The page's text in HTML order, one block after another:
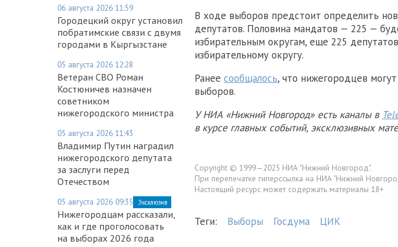
06 августа 2026 11:59
Городецкий округ установил
побратимские связи с двумя
городами в Кыргызстане
05 августа 2026 12:28
Ветеран СВО Роман
Костюничев назначен
советником
нижегородского министра
05 августа 2026 11:43
Владимир Путин наградил
нижегородского депутата
за заслуги перед
Отечеством
05 августа 2026 09:35 Эксклюзив
Нижегородцам рассказали,
как и где проголосовать
на выборах 2026 года
В ходе выборов предстоит определить
депутатов. Половина мандатов — 225 —
избирательным округам, еще 225
избирательному округу.
Ранее сообщалось, что нижегородцев
выборов.
У НИА «Нижний Новгород» есть каналы в
в курсе главных событий, эксклюзивных
Copyright © 1999—2025 НИА "Нижний Новгород".
При перепечатке гиперссылка на НИА "Нижний
Настоящий ресурс может содержать материалы 18+
Теги: Выборы Госдума ЦИК